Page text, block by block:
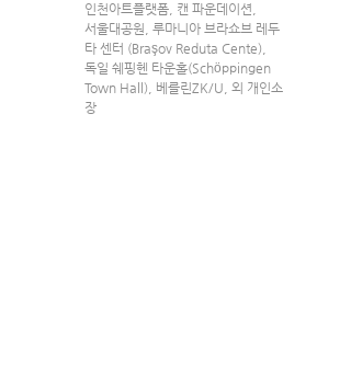
인천아트플랫폼, 캔 파운데이션,
서울대공원, 루마니아 브라쇼브 레두
타 센터 (Braşov Reduta Cente),
독일 쉐핑헨 타운홀(Schöppingen
Town Hall), 베를린ZK/U, 외 개인소
장